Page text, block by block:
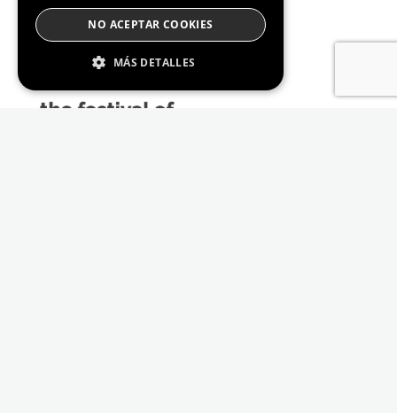
NO ACEPTAR COOKIES
MÁS DETALLES